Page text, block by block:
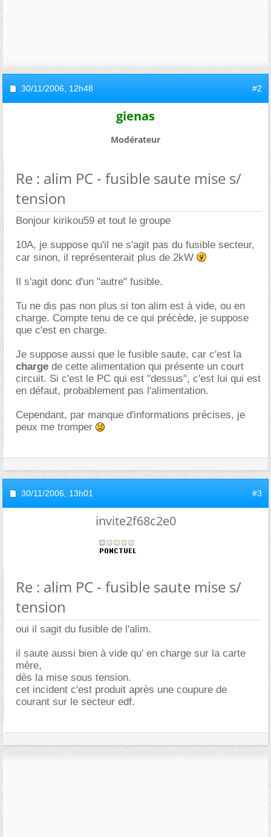
30/11/2006, 12h48 #2
gienas
Modérateur
Re : alim PC - fusible saute mise s/
tension
Bonjour kirikou59 et tout le groupe
10A, je suppose qu'il ne s'agit pas du fusible secteur,
car sinon, il représenterait plus de 2kW
Il s'agit donc d'un "autre" fusible.
Tu ne dis pas non plus si ton alim est à vide, ou en
charge. Compte tenu de ce qui précède, je suppose
que c'est en charge.
Je suppose aussi que le fusible saute, car c'est la
charge de cette alimentation qui présente un court
circuit. Si c'est le PC qui est "dessus", c'est lui qui est
en défaut, probablement pas l'alimentation.
Cependant, par manque d'informations précises, je
peux me tromper
30/11/2006, 13h01 #3
invite2f68c2e0
Re : alim PC - fusible saute mise s/
tension
oui il sagit du fusible de l'alim.
il saute aussi bien à vide qu' en charge sur la carte
mère,
dès la mise sous tension.
cet incident c'est produit après une coupure de
courant sur le secteur edf.